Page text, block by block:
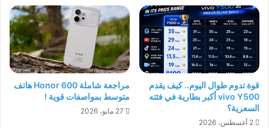
قوة تدوم طوال اليوم.. كيف يقدم
vivo Y500 أكبر بطارية في فئته
السعرية؟
2 أغسطس، 2026
مراجعة شاملة Honor 600 هاتف
متوسط بمواصفات قوية !
27 مايو، 2026